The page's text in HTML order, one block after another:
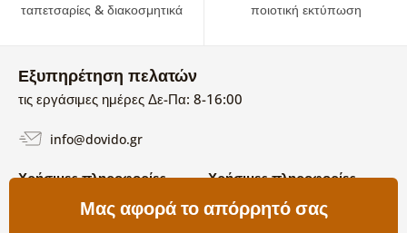
ταπετσαρίες & διακοσμητικά ποιοτική εκτύπωση
Εξυπηρέτηση πελατών
τις εργάσιμες ημέρες Δε-Πα: 8-16:00
info@dovido.gr
Χρήσιμες πληροφορίες
Όροι χρήσης και επιστροφών
Χρήσιμες πληροφορίες
Σχετικά με εμάς
Συχνές Ερωτήσεις
Μας αφορά το απόρρητό σας